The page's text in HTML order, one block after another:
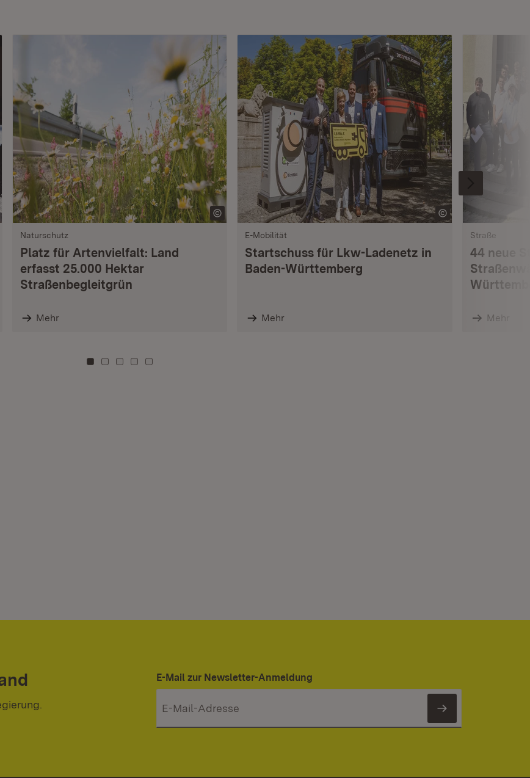
Naturschutz
Platz für Artenvielfalt: Land
erfasst 25.000 Hektar
Straßenbegleitgrün
Mehr
E-Mobilität
Startschuss für Lkw-Ladenetz in
Baden-Württemberg
Mehr
Straße
44 neue
Mehr
Zu Kachel: 0
Zu Kachel: 3
Zu Kachel: 6
Zu Kachel: 9
Zu Kachel: 12
E-Mail zur Newsletter-Anmeldung
Newsletter